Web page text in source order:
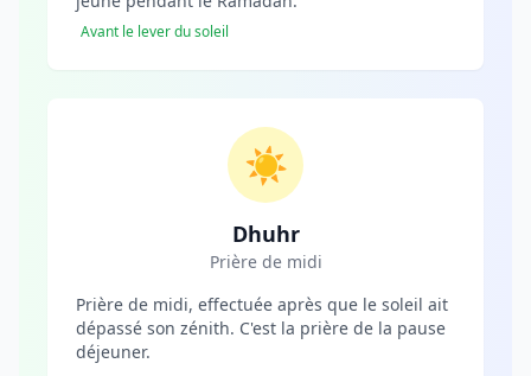
Avant le lever du soleil
☀️
Dhuhr
Prière de midi
Prière de midi, effectuée après que le soleil ait
dépassé son zénith. C'est la prière de la pause
déjeuner.